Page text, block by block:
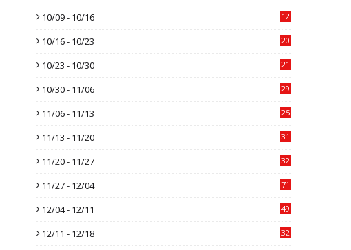
10/09 - 10/16 12
10/16 - 10/23 20
10/23 - 10/30 21
10/30 - 11/06 29
11/06 - 11/13 25
11/13 - 11/20 31
11/20 - 11/27 32
11/27 - 12/04 71
12/04 - 12/11 49
12/11 - 12/18 32